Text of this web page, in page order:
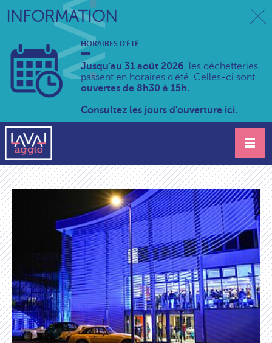
INFORMATION
HORAIRES D'ÉTÉ
Jusqu'au 31 août 2026, les déchetteries
passent en horaires d'été. Celles-ci sont
ouvertes de 8h30 à 15h.
Consultez les jours d'ouverture ici.